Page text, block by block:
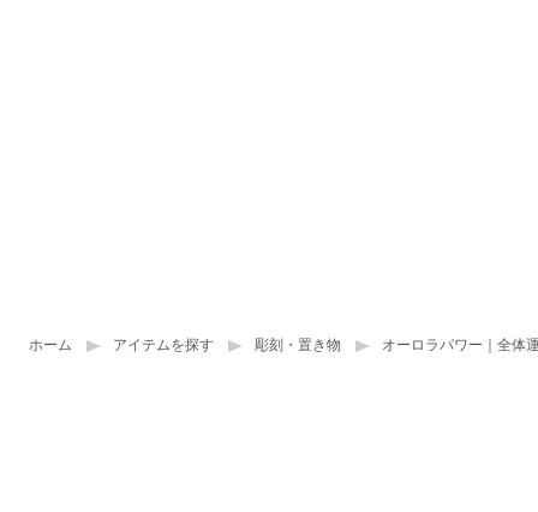
ホーム アイテムを探す 彫刻・置き物 オーロラパワー｜全体